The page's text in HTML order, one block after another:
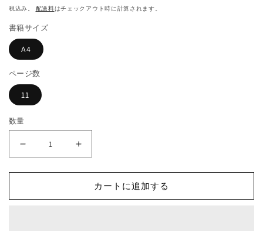
(1)
を
開
常
格
税込み。 配送料はチェックアウト時に計算されます。
書籍サイズ
A4
ページ数
11
数量
法
カートに追加する